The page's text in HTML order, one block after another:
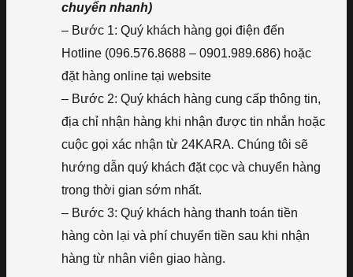
chuyển nhanh)
– Bước 1: Quý khách hàng gọi điện đến
Hotline (096.576.8688 – 0901.989.686) hoặc
đặt hàng online tại website
– Bước 2: Quý khách hàng cung cấp thông tin,
địa chỉ nhận hàng khi nhận được tin nhắn hoặc
cuộc gọi xác nhận từ 24KARA. Chúng tôi sẽ
hướng dẫn quý khách đặt cọc và chuyển hàng
trong thời gian sớm nhất.
– Bước 3: Quý khách hàng thanh toán tiền
hàng còn lại và phí chuyển tiền sau khi nhận
hàng từ nhân viên giao hàng.